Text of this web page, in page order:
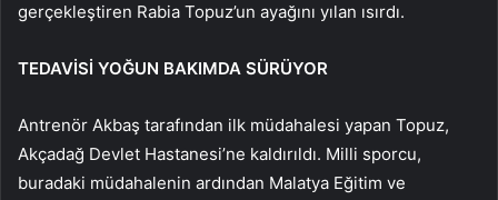
gerçekleştiren Rabia Topuz’un ayağını yılan ısırdı.
TEDAVİSİ YOĞUN BAKIMDA SÜRÜYOR
Antrenör Akbaş tarafından ilk müdahalesi yapan Topuz,
Akçadağ Devlet Hastanesi’ne kaldırıldı. Milli sporcu,
buradaki müdahalenin ardından Malatya Eğitim ve